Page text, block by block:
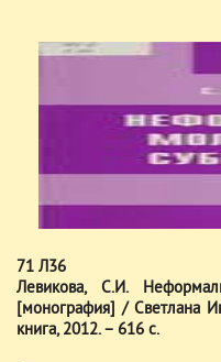
71 Л36
Левикова, С.И.
[монография] / Светлана
книга, 2012. – 616 с.